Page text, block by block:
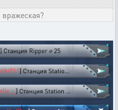
вражеская?